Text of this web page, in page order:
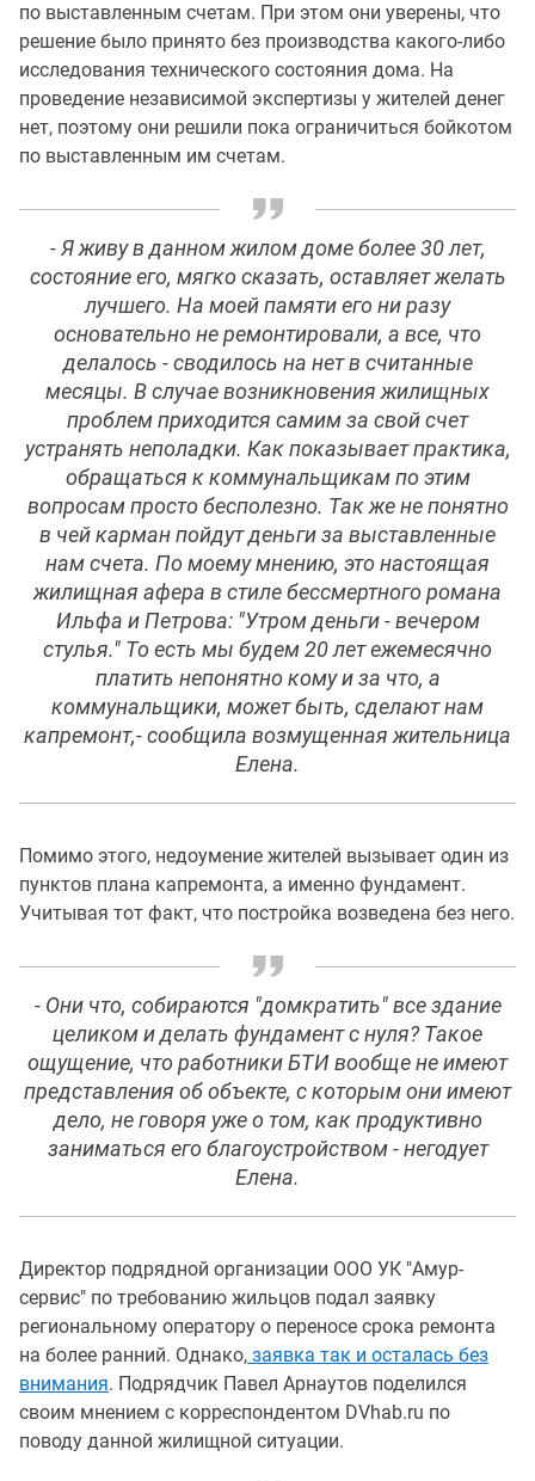
по выставленным счетам. При этом они уверены, что
решение было принято без производства какого-либо
исследования технического состояния дома. На
проведение независимой экспертизы у жителей денег
нет, поэтому они решили пока ограничиться бойкотом
по выставленным им счетам.
- Я живу в данном жилом доме более 30 лет,
состояние его, мягко сказать, оставляет желать
лучшего. На моей памяти его ни разу
основательно не ремонтировали, а все, что
делалось - сводилось на нет в считанные
месяцы. В случае возникновения жилищных
проблем приходится самим за свой счет
устранять неполадки. Как показывает практика,
обращаться к коммунальщикам по этим
вопросам просто бесполезно. Так же не понятно
в чей карман пойдут деньги за выставленные
нам счета. По моему мнению, это настоящая
жилищная афера в стиле бессмертного романа
Ильфа и Петрова: "Утром деньги - вечером
стулья." То есть мы будем 20 лет ежемесячно
платить непонятно кому и за что, а
коммунальщики, может быть, сделают нам
капремонт,- сообщила возмущенная жительница
Елена.
Помимо этого, недоумение жителей вызывает один из
пунктов плана капремонта, а именно фундамент.
Учитывая тот факт, что постройка возведена без него.
- Они что, собираются "домкратить" все здание
целиком и делать фундамент с нуля? Такое
ощущение, что работники БТИ вообще не имеют
представления об объекте, с которым они имеют
дело, не говоря уже о том, как продуктивно
заниматься его благоустройством - негодует
Елена.
Директор подрядной организации ООО УК "Амур-
сервис" по требованию жильцов подал заявку
региональному оператору о переносе срока ремонта
на более ранний. Однако, заявка так и осталась без
внимания. Подрядчик Павел Арнаутов поделился
своим мнением с корреспондентом DVhab.ru по
поводу данной жилищной ситуации.